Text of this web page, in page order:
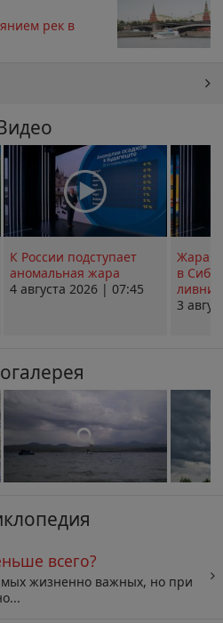
рек в
К России подступает
аномальная жара
4 августа 2026 | 07:45
Жара в
в
ливни
3
всего?
жизненно важных, но при